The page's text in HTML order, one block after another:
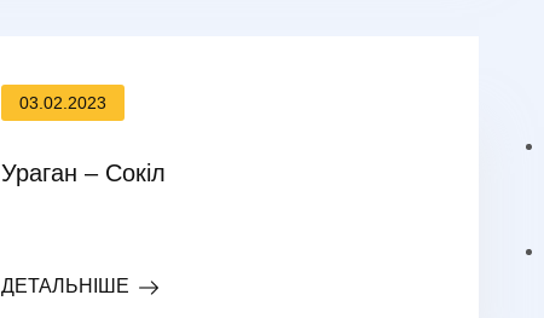
03.02.2023
Ураган – Сокіл
ДЕТАЛЬНІШЕ